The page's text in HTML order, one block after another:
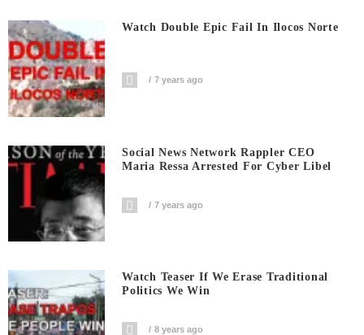
Watch Double Epic Fail In Ilocos Norte
7 years ago
Social News Network Rappler CEO
Maria Ressa Arrested For Cyber Libel
7 years ago
Watch Teaser If We Erase Traditional
Politics We Win
8 years ago